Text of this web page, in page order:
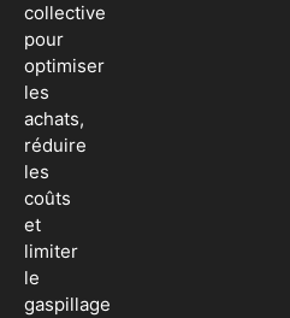
collective
pour
optimiser
les
achats,
réduire
les
coûts
et
limiter
le
gaspillage